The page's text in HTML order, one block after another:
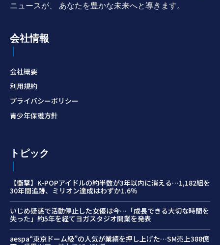
ニュースが、 あなたを豊かな未来へと導きます。
会社情報
会社概要
利用規約
プライバシーポリシー
青少年保護方針
トピック
【衝撃】K-POPアイドルの約半数が3年以内に消える…1,182組を
30年間追跡、ミリオン達成はわずか1.6％
いじめ疑惑で活動停止した女優は今…「成長できる大切な時間を
失った」約5年を経てヨガスタジオ開業を発表
aespa“東京ドーム級”の人気が業績を押し上げた…SM売上388億